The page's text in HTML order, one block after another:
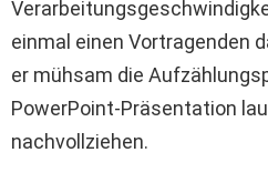
einmal einen Vortragenden
er mühsam die
PowerPoint-Präsentation
nachvollziehen.